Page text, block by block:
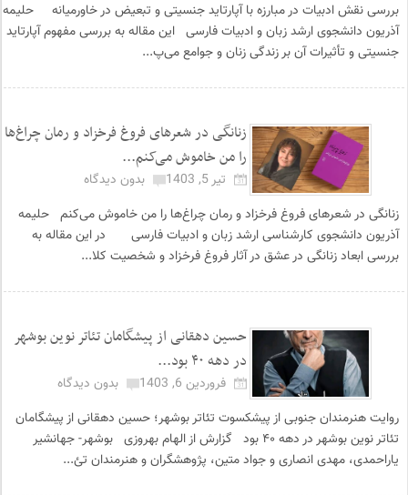
بررسی نقش ادبیات در مبارزه با آپارتاید جنسیتی و تبعیض در خاورمیانه حلیمه
آذریون دانشجوی ارشد زبان و ادبیات فارسی این مقاله به بررسی مفهوم آپارتاید
جنسیتی و تأثیرات آن بر زندگی زنان و جوامع می‌پ...
زنانگی در شعرهای فروغ فرخزاد و رمان چراغ‌ها
را من خاموش می‌کنم...
تیر 5, 1403
بدون دیدگاه
زنانگی در شعرهای فروغ فرخزاد و رمان چراغ‌ها را من خاموش می‌کنم حلیمه
آذریون دانشجوی کارشناسی ارشد زبان و ادبیات فارسی در این مقاله به
بررسی ابعاد زنانگی در عشق در آثار فروغ فرخزاد و شخصیت کلا...
حسین دهقانی از پیشگامان تئاتر نوین بوشهر
در دهه ۴۰ بود...
فروردین 6, 1403
بدون دیدگاه
روایت هنرمندان جنوبی از پیشکسوت تئاتر بوشهر؛ حسین دهقانی از پیشگامان
تئاتر نوین بوشهر در دهه ۴۰ بود گزارش از الهام بهروزی بوشهر- جهانشیر
یاراحمدی، مهدی انصاری و جواد متین، پژوهشگران و هنرمندان تئ...